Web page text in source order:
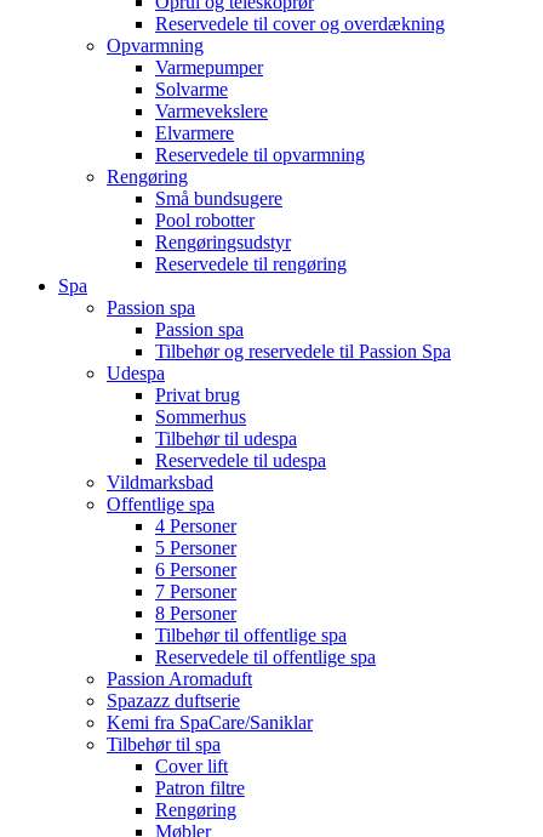
Reservedele til cover og overdækning
Opvarmning
Varmepumper
Solvarme
Varmevekslere
Elvarmere
Reservedele til opvarmning
Rengøring
Små bundsugere
Pool robotter
Rengøringsudstyr
Reservedele til rengøring
Spa
Passion spa
Passion spa
Tilbehør og reservedele til Passion Spa
Udespa
Privat brug
Sommerhus
Tilbehør til udespa
Reservedele til udespa
Vildmarksbad
Offentlige spa
4 Personer
5 Personer
6 Personer
7 Personer
8 Personer
Tilbehør til offentlige spa
Reservedele til offentlige spa
Passion Aromaduft
Spazazz duftserie
Kemi fra SpaCare/Saniklar
Tilbehør til spa
Cover lift
Patron filtre
Rengøring
Møbler